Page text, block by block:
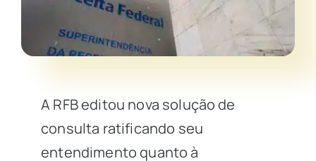
A RFB editou nova solução de
consulta ratificando seu
entendimento quanto à